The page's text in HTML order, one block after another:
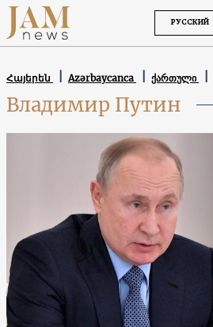
РУССКИЙ
Հայերեն Azərbaycanca ქართული
Владимир Путин